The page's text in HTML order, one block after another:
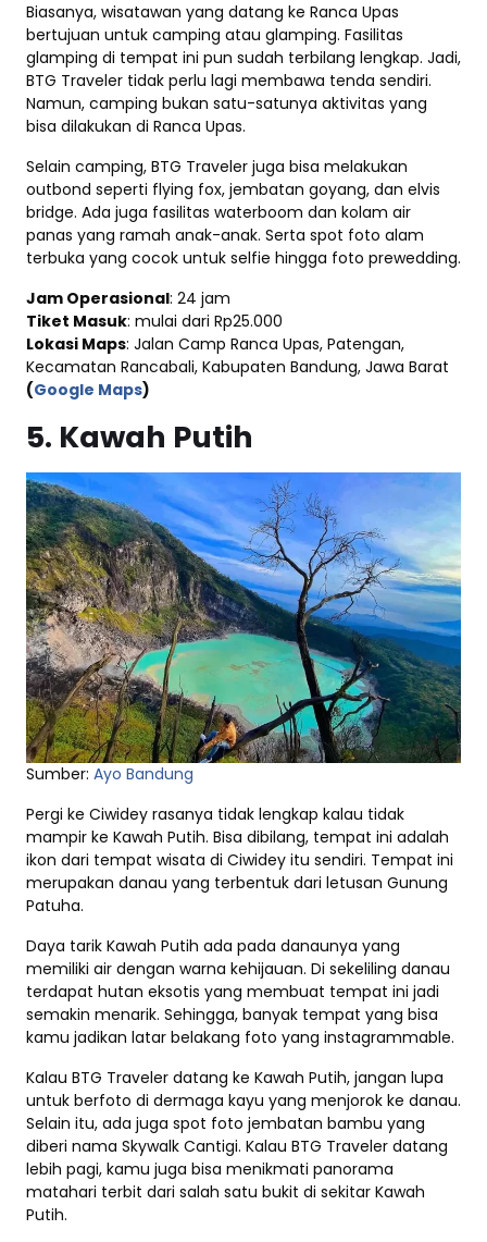
Biasanya, wisatawan yang datang ke Ranca Upas
bertujuan untuk camping atau glamping. Fasilitas
glamping di tempat ini pun sudah terbilang lengkap. Jadi,
BTG Traveler tidak perlu lagi membawa tenda sendiri.
Namun, camping bukan satu-satunya aktivitas yang
bisa dilakukan di Ranca Upas.
Selain camping, BTG Traveler juga bisa melakukan
outbond seperti flying fox, jembatan goyang, dan elvis
bridge. Ada juga fasilitas waterboom dan kolam air
panas yang ramah anak-anak. Serta spot foto alam
terbuka yang cocok untuk selfie hingga foto prewedding.
Jam Operasional: 24 jam
Tiket Masuk: mulai dari Rp25.000
Lokasi Maps: Jalan Camp Ranca Upas, Patengan,
Kecamatan Rancabali, Kabupaten Bandung, Jawa Barat
(Google Maps)
5. Kawah Putih
Sumber: Ayo Bandung
Pergi ke Ciwidey rasanya tidak lengkap kalau tidak
mampir ke Kawah Putih. Bisa dibilang, tempat ini adalah
ikon dari tempat wisata di Ciwidey itu sendiri. Tempat ini
merupakan danau yang terbentuk dari letusan Gunung
Patuha.
Daya tarik Kawah Putih ada pada danaunya yang
memiliki air dengan warna kehijauan. Di sekeliling danau
terdapat hutan eksotis yang membuat tempat ini jadi
semakin menarik. Sehingga, banyak tempat yang bisa
kamu jadikan latar belakang foto yang instagrammable.
Kalau BTG Traveler datang ke Kawah Putih, jangan lupa
untuk berfoto di dermaga kayu yang menjorok ke danau.
Selain itu, ada juga spot foto jembatan bambu yang
diberi nama Skywalk Cantigi. Kalau BTG Traveler datang
lebih pagi, kamu juga bisa menikmati panorama
matahari terbit dari salah satu bukit di sekitar Kawah
Putih.